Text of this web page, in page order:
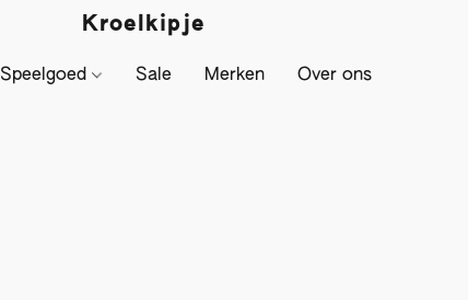
Kroelkipje
Speelgoed Sale Merken Over ons